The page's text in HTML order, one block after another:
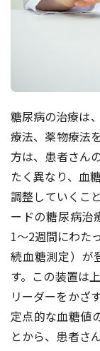
糖尿病の治療は
療法、薬物療法
方は、患者さん
たく異なり、血
調整していくこ
ードの糖尿病治
1〜2週間にわた
続血糖測定）が
す。この装置は
リーダーをかざ
定点的な血糖値
とから、患者さ